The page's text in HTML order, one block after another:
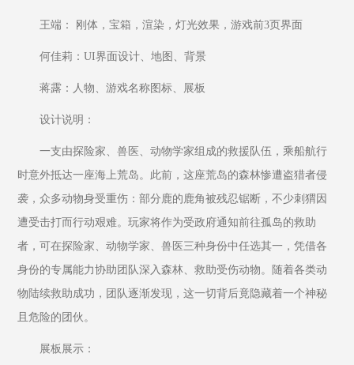
王端： 刚体，宝箱，渲染，灯光效果，游戏前3页界面
何佳莉：UI界面设计、地图、背景
蒋露：人物、游戏名称图标、展板
设计说明：
一支由探险家、兽医、动物学家组成的救援队伍，乘船航行
时意外抵达一座海上荒岛。此前，这座荒岛的森林惨遭盗猎者侵
袭，众多动物身受重伤：部分鹿的鹿角被残忍锯断，不少刺猬因
遭受击打而行动艰难。玩家将作为受政府通知前往孤岛的救助
者，可在探险家、动物学家、兽医三种身份中任选其一，凭借各
身份的专属能力协助团队深入森林、救助受伤动物。随着各类动
物陆续救助成功，团队逐渐发现，这一切背后竟隐藏着一个神秘
且危险的团伙。
展板展示：